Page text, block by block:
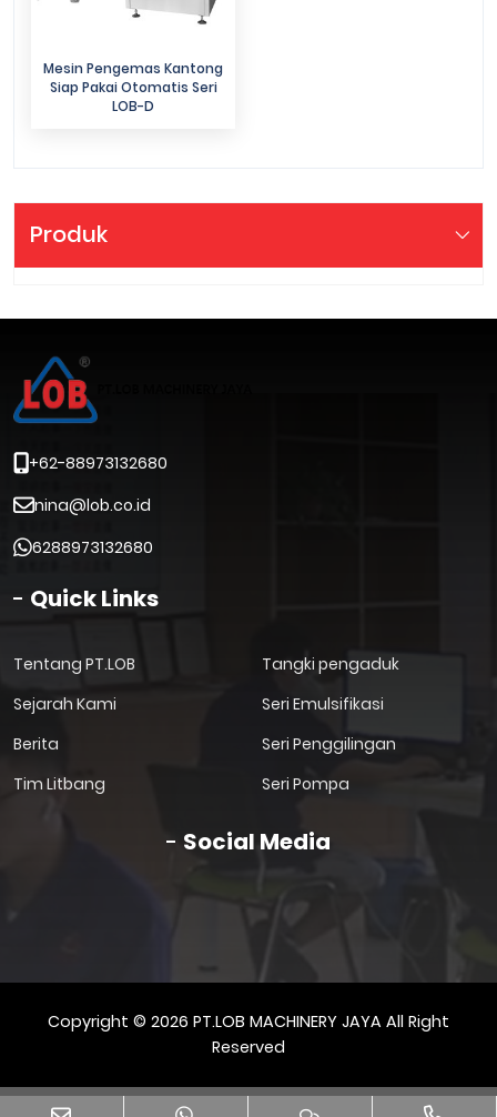
Produk
Mesin Pengemas Kantong
Siap Pakai Otomatis Seri
LOB-D
+62-88973132680
nina@lob.co.id
6288973132680
Quick Links
Tentang PT.LOB
Sejarah Kami
Berita
Tim Litbang
Tangki pengaduk
Seri Emulsifikasi
Seri Penggilingan
Seri Pompa
Social Media
Copyright © 2026 PT.LOB MACHINERY JAYA All Right
Reserved